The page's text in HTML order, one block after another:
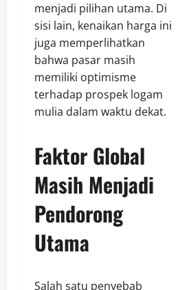
menjadi pilihan utama. Di
sisi lain, kenaikan harga ini
juga memperlihatkan
bahwa pasar masih
memiliki optimisme
terhadap prospek logam
mulia dalam waktu dekat.
Faktor Global
Masih Menjadi
Pendorong
Utama
Salah satu penyebab